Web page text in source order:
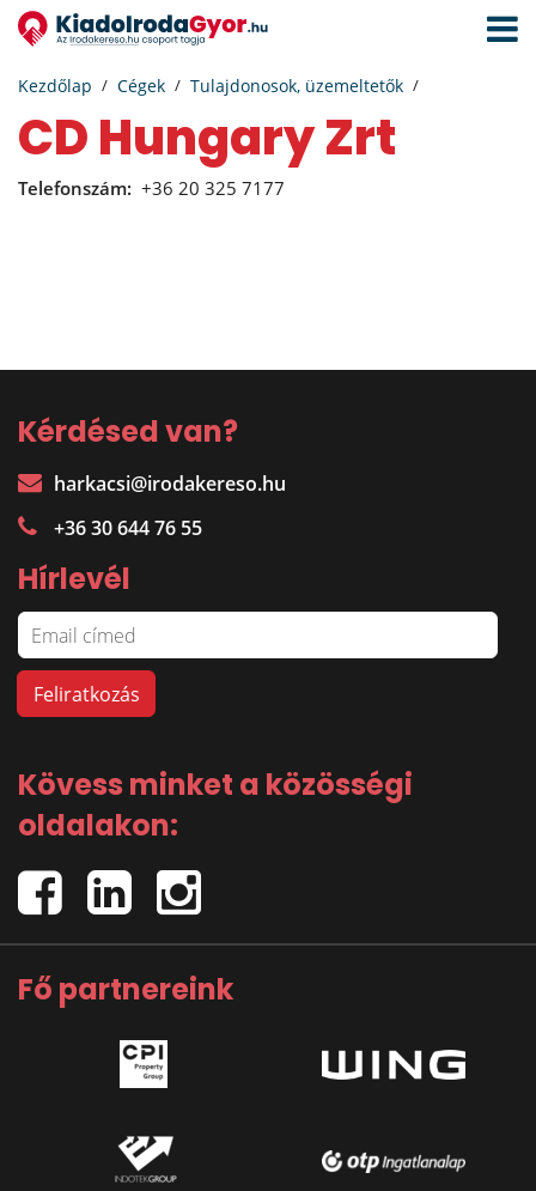
Kezdőlap Cégek Tulajdonosok, üzemeltetők
CD Hungary Zrt
Telefonszám: +36 20 325 7177
Kérdésed van?
harkacsi@irodakereso.hu
+36 30 644 76 55
Hírlevél
Kövess minket a közösségi
oldalakon:
Fő partnereink